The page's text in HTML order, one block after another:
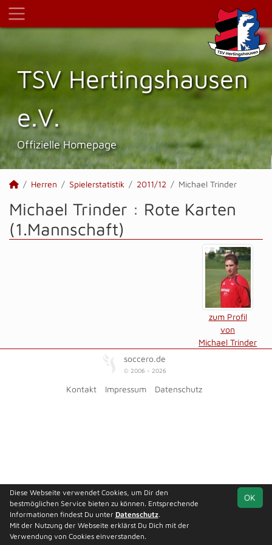
TSV Hertings­hausen
e.V.
Offizielle Homepage
Herren Spielerstatistik 2011/12 Michael Trinder
Michael Trinder : Rote Karten
(1.Mannschaft)
zum Profil
von
Michael Trinder
soccero.de
© 2006 - 2026
Kontakt Impressum Datenschutz
OK
Diese Webseite verwendet Cookies, um Dir den
bestmöglichen Service bieten zu können. Entsprechende
Informationen findest Du unter Datenschutz.
Mit der Nutzung der Webseite erklärst Du Dich mit der
Verwendung von Cookies einverstanden.